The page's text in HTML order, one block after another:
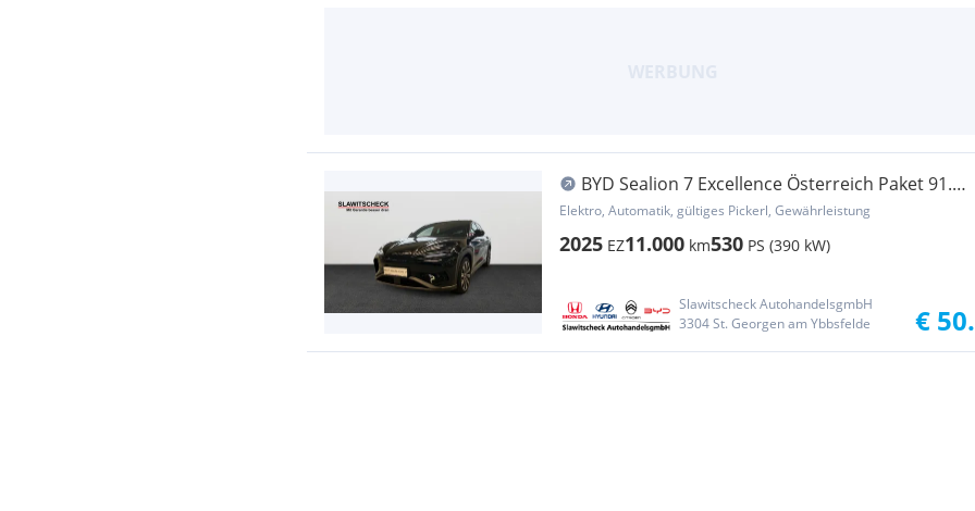
BYD Sealion 7 Excellence Österreich Paket 91.5
kWh AWD
Elektro, Automatik, gültiges Pickerl, Gewährleistung
2025 EZ11.000 km530 PS (390 kW)
Slawitscheck AutohandelsgmbH
3304 St. Georgen am Ybbsfelde
€